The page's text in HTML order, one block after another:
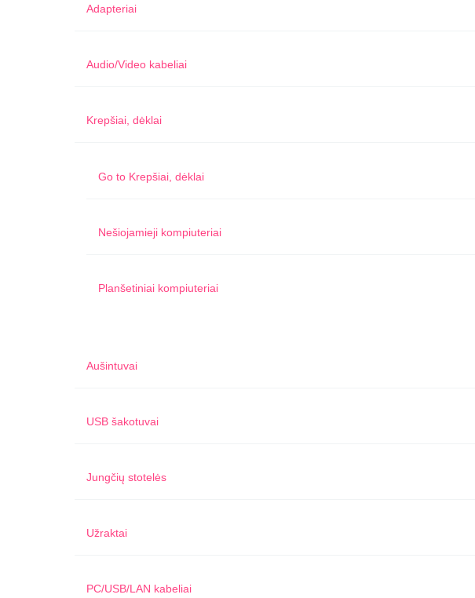
Adapteriai
Audio/Video kabeliai
Krepšiai, dėklai
Go to Krepšiai, dėklai
Nešiojamieji kompiuteriai
Planšetiniai kompiuteriai
Aušintuvai
USB šakotuvai
Jungčių stotelės
Užraktai
PC/USB/LAN kabeliai